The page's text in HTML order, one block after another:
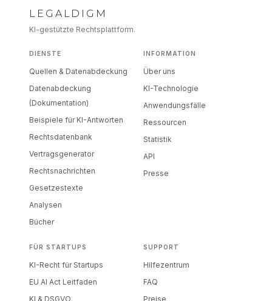
LEGALDIGM
KI-gestützte Rechtsplattform.
DIENSTE
Quellen & Datenabdeckung
Datenabdeckung
(Dokumentation)
Beispiele für KI-Antworten
Rechtsdatenbank
Vertragsgenerator
Rechtsnachrichten
Gesetzestexte
Analysen
Bücher
INFORMATION
Über uns
KI-Technologie
Anwendungsfälle
Ressourcen
Statistik
API
Presse
FÜR STARTUPS
KI-Recht für Startups
EU AI Act Leitfaden
KI & DSGVO
SUPPORT
Hilfezentrum
FAQ
Preise